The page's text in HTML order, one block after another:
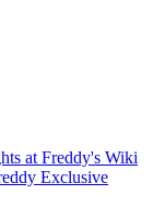
at Freddy's Wiki
Exclusive